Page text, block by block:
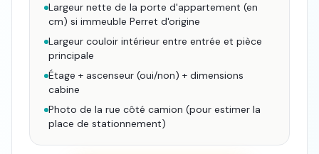
Largeur nette de la porte d'appartement (en
cm) si immeuble Perret d'origine
Largeur couloir intérieur entre entrée et pièce
principale
Étage + ascenseur (oui/non) + dimensions
cabine
Photo de la rue côté camion (pour estimer la
place de stationnement)